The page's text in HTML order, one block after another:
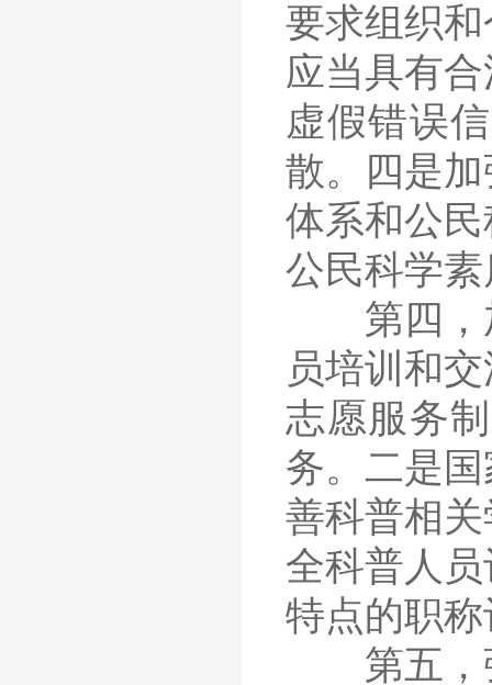
要求组织
应当具有
虚假错误
散。四是
体系和公
公民科学
第四，加
员培训和
志愿服务
务。二是
善科普相
全科普人
特点的职
第五，强